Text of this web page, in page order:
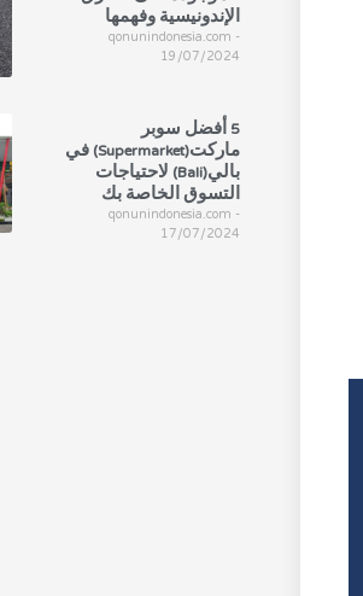
الإندونيسية وفهمها
qonunindonesia.com
19/07/2024
5 أفضل سوبر
ماركت(Supermarket) في
بالي(Bali) لاحتياجات
التسوق الخاصة بك
qonunindonesia.com
17/07/2024